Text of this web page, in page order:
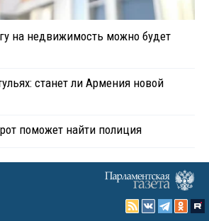
на недвижимость можно будет
станет ли Армения новой
поможет найти полиция